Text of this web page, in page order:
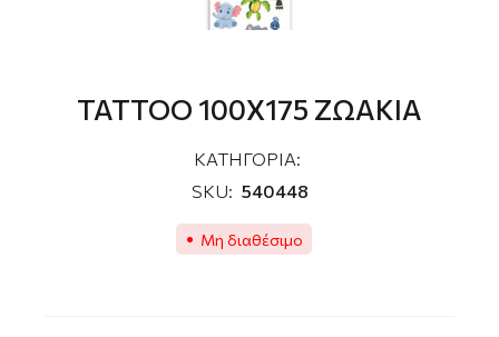
TATTOO 100Χ175 ZΩΑΚΙΑ
ΚΑΤΗΓΟΡΙΑ:
SKU: 540448
Μη διαθέσιμο